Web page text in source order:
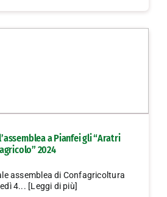
a Pianfei gli “Aratri
2024
assemblea di Confagricoltura
4... [Leggi di più]